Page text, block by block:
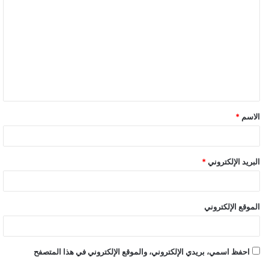
ق
*
الاسم *
البريد الإلكتروني *
الموقع الإلكتروني
احفظ اسمي، بريدي الإلكتروني، والموقع الإلكتروني في هذا المتصفح